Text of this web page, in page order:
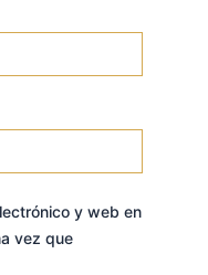
y web en
vez que